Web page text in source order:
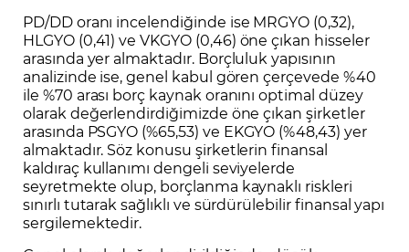
PD/DD oranı incelendiğinde ise MRGYO (0,32),
HLGYO (0,41) ve VKGYO (0,46) öne çıkan hisseler
arasında yer almaktadır. Borçluluk yapısının
analizinde ise, genel kabul gören çerçevede %40
ile %70 arası borç kaynak oranını optimal düzey
olarak değerlendirdiğimizde öne çıkan şirketler
arasında PSGYO (%65,53) ve EKGYO (%48,43) yer
almaktadır. Söz konusu şirketlerin finansal
kaldıraç kullanımı dengeli seviyelerde
seyretmekte olup, borçlanma kaynaklı riskleri
sınırlı tutarak sağlıklı ve sürdürülebilir finansal yapı
sergilemektedir.